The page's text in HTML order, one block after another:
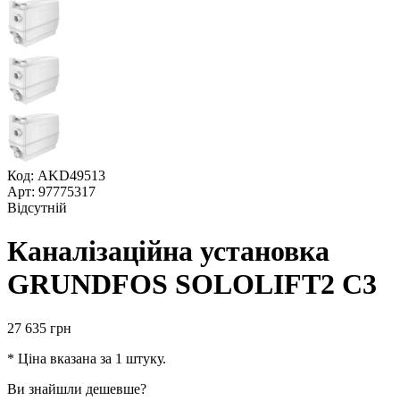
Код: AKD49513
Арт: 97775317
Відсутній
Каналізаційна установка
GRUNDFOS SOLOLIFT2 C3
27 635 грн
* Ціна вказана за 1 штуку.
Ви знайшли дешевше?